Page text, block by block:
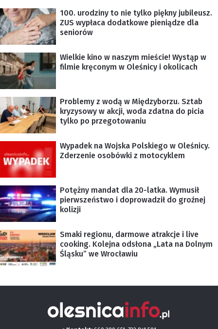
100. urodziny to nie tylko piękny jubileusz.
ZUS wypłaca dodatkowe pieniądze dla
seniorów
Wielkie kino w naszym mieście! Wystąp w
filmie kręconym w Oleśnicy i okolicach
Problemy z wodą w Międzyborzu. Sztab
kryzysowy w akcji, woda zdatna do picia
tylko po przegotowaniu
Wypadek na Wojska Polskiego w Oleśnicy.
Zderzenie osobówki z motocyklem
Potężny mandat dla 20-latka. Wymusił
pierwszeństwo i doprowadził do groźnej
kolizji
Smaki regionu, darmowe atrakcje i live
cooking. Kolejna odsłona „Lata na Dolnym
Śląsku” we Wrocławiu